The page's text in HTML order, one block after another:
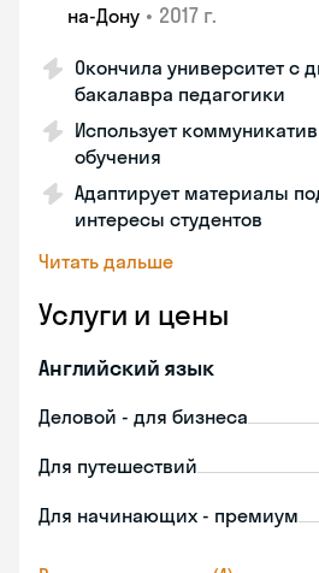
на-Дону • 2017 г.
Окончила университет с
бакалавра педагогики
Использует
обучения
Адаптирует материалы
интересы студентов
Читать дальше
Услуги и цены
Английский язык
Деловой - для бизнеса
Для путешествий
Для начинающих - премиум